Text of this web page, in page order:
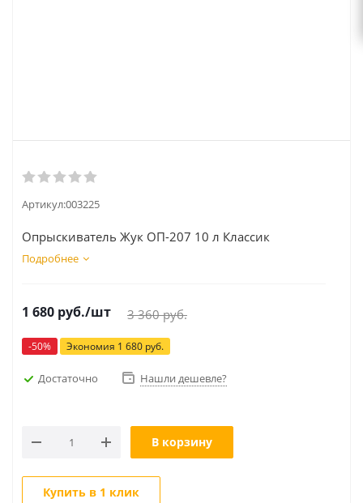
Артикул:003225
Опрыскиватель Жук ОП-207 10 л Классик
Подробнее
1 680 руб./шт 3 360руб.
-50% Экономия 1 680 руб.
Достаточно Нашли дешевле?
В корзину
Купить в 1 клик